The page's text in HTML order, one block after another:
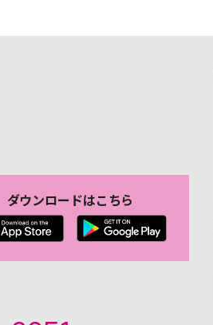
ダウンロードはこちら